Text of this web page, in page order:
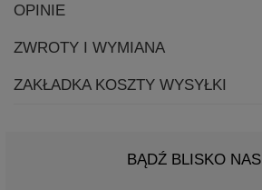
OPINIE
ZWROTY I WYMIANA
ZAKŁADKA KOSZTY WYSYŁKI
BĄDŹ BLISKO NAS